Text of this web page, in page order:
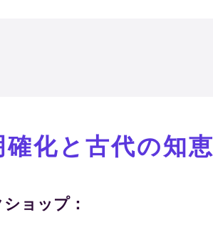
化と古代の知恵
ョップ：